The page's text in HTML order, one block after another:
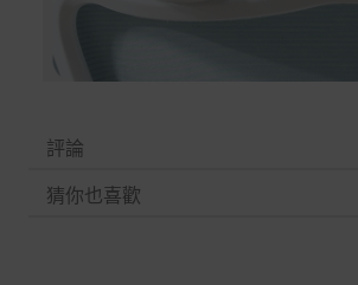
評論
猜你也喜歡